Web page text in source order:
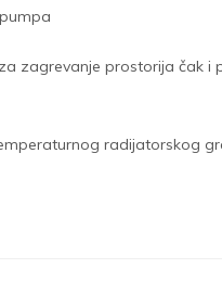
zagrevanje prostorija čak
radijatorskog